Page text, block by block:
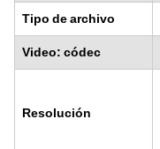
Tipo de archivo
Video: códec
Resolución